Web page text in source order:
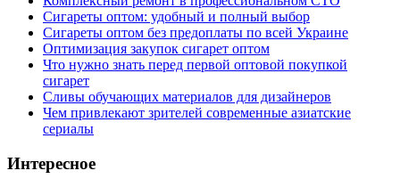
Сигареты оптом: удобный и полный выбор
Сигареты оптом без предоплаты по всей Украине
Оптимизация закупок сигарет оптом
Что нужно знать перед первой оптовой покупкой
сигарет
Сливы обучающих материалов для дизайнеров
Чем привлекают зрителей современные азиатские
сериалы
Интересное